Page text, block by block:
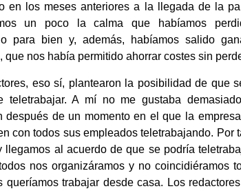
en los meses anteriores a la llegada de la
un poco la calma que habíamos
para bien y, además, habíamos salido
que nos había permitido ahorrar costes sin
eso sí, plantearon la posibilidad de que
teletrabajar. A mí no me gustaba
después de un momento en el que la
con todos sus empleados teletrabajando. Por
llegamos al acuerdo de que se podría
nos organizáramos y no coincidiéramos
queríamos trabajar desde casa. Los